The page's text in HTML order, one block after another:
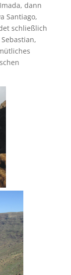
dann
Santiago,
schließlich